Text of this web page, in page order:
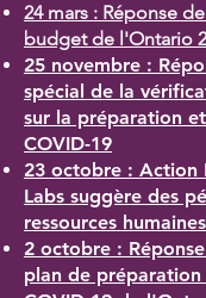
24 mars : Réponse
budget de l'Ontario
25 novembre :
spécial de la
sur la préparation
COVID-19
23 octobre :
Labs suggère des
ressources humaines
2 octobre :
plan de